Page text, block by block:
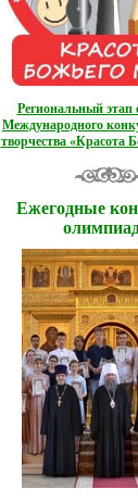
Региональный этап
Международного
творчества «Красота
Ежегодные